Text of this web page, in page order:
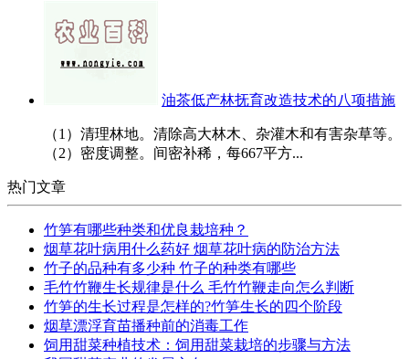
油茶低产林抚育改造技术的八项措施
（1）清理林地。清除高大林木、杂灌木和有害杂草等。
（2）密度调整。间密补稀，每667平方...
热门文章
竹笋有哪些种类和优良栽培种？
烟草花叶病用什么药好 烟草花叶病的防治方法
竹子的品种有多少种 竹子的种类有哪些
毛竹竹鞭生长规律是什么 毛竹竹鞭走向怎么判断
竹笋的生长过程是怎样的?竹笋生长的四个阶段
烟草漂浮育苗播种前的消毒工作
饲用甜菜种植技术：饲用甜菜栽培的步骤与方法